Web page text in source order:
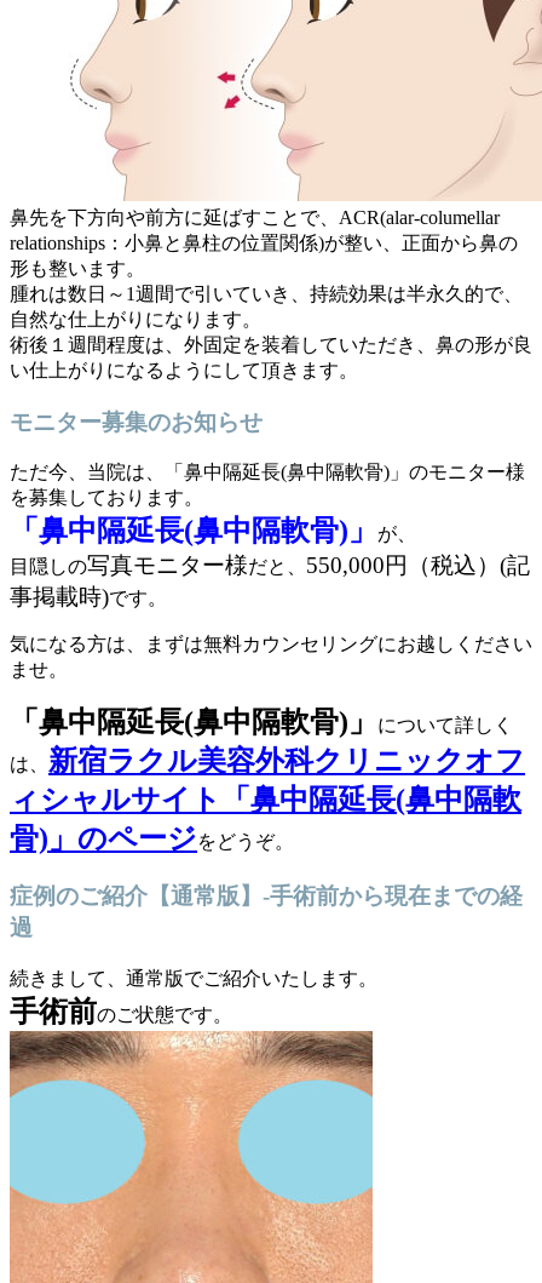
鼻先を下方向や前方に延ばすことで、ACR(alar-columellar
relationships：小鼻と鼻柱の位置関係)が整い、正面から鼻の
形も整います。
腫れは数日～1週間で引いていき、持続効果は半永久的で、
自然な仕上がりになります。
術後１週間程度は、外固定を装着していただき、鼻の形が良
い仕上がりになるようにして頂きます。
モニター募集のお知らせ
ただ今、当院は、「鼻中隔延長(鼻中隔軟骨)」のモニター様
を募集しております。
「鼻中隔延長(鼻中隔軟骨)」
が、
目隠しの写真モニター様だと、 550,000円（税込）(記
事掲載時)です。
気になる方は、まずは無料カウンセリングにお越しください
ませ。
「鼻中隔延長(鼻中隔軟骨)」
について詳しく
は、 新宿ラクル美容外科クリニックオフ
ィシャルサイト「鼻中隔延長(鼻中隔軟
骨)」のページをどうぞ。
症例のご紹介【通常版】-手術前から現在までの経
過
続きまして、通常版でご紹介いたします。
手術前のご状態です。